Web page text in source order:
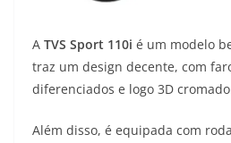
A TVS Sport 110i é um modelo
traz um design decente, com
diferenciados e logo 3D
Além disso, é equipada com